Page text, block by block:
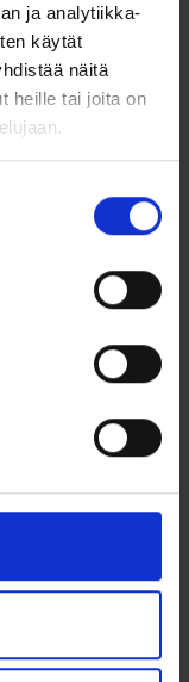
ja analytiikka-
käytät
näitä
heille tai joita on
ostoskoriin
toivelistalle